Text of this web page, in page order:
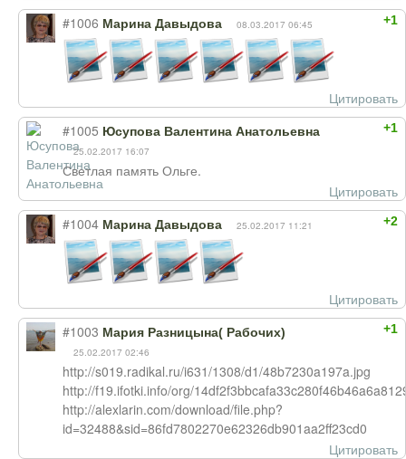
+1
#1006 Марина Давыдова 08.03.2017 06:45
Цитировать
+1
#1005 Юсупова Валентина Анатольевна
25.02.2017 16:07
Светлая память Ольге.
Цитировать
+2
#1004 Марина Давыдова 25.02.2017 11:21
Цитировать
+1
#1003 Мария Разницына( Рабочих)
25.02.2017 02:46
http://s019.radikal.ru/i631/1308/d1/48b7230a197a.jpg
http://f19.ifotki.info/org/
http://alexlarin.com/download/file.php?
id=32488&sid=86fd7802270e62326db901aa2ff23cd0
Цитировать